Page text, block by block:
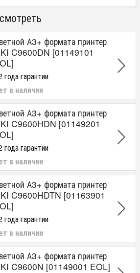
А3+ формата принтер
C9600DN [01149101
года гарантии
в наличии
А3+ формата принтер
C9600HDN [01149201
года гарантии
в наличии
А3+ формата принтер
C9600HDTN [01163901
года гарантии
в наличии
А3+ формата принтер
C9600N [01149001 EOL]